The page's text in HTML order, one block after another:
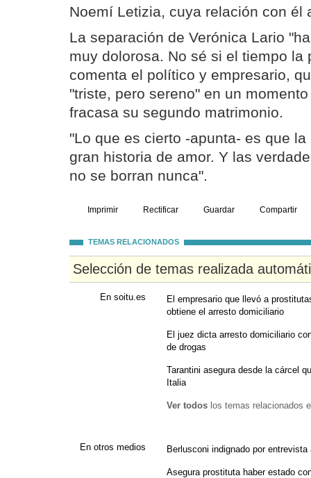
Noemí Letizia, cuya relación con él
La separación de Verónica Lario
muy dolorosa. No sé si el tiempo la
comenta el político y empresario,
"triste, pero sereno" en un
fracasa su segundo matrimonio.
"Lo que es cierto -apunta- es que
gran historia de amor. Y las
no se borran nunca".
Imprimir Rectificar Guardar Compartir
TEMAS RELACIONADOS
Selección de temas realizada
En soitu.es
El empresario que llevó a
obtiene el arresto domiciliario
El juez dicta arresto domiciliario
de drogas
Tarantini asegura desde la cárcel
Italia
Ver todos los temas relacionados
En otros medios Berlusconi indignado por
Asegura prostituta haber estado